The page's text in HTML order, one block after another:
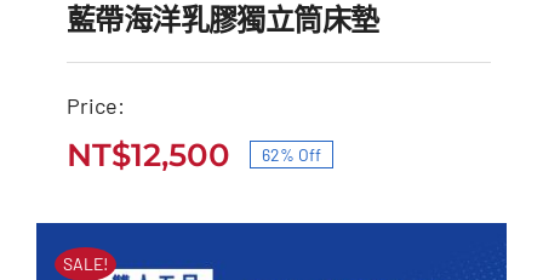
藍帶海洋乳膠獨立筒床墊
NT$33,000 NT$12,500
藍帶海洋乳膠獨立筒床墊
Price:
原
始
NT$12,500
目
前
62% Off
SALE!